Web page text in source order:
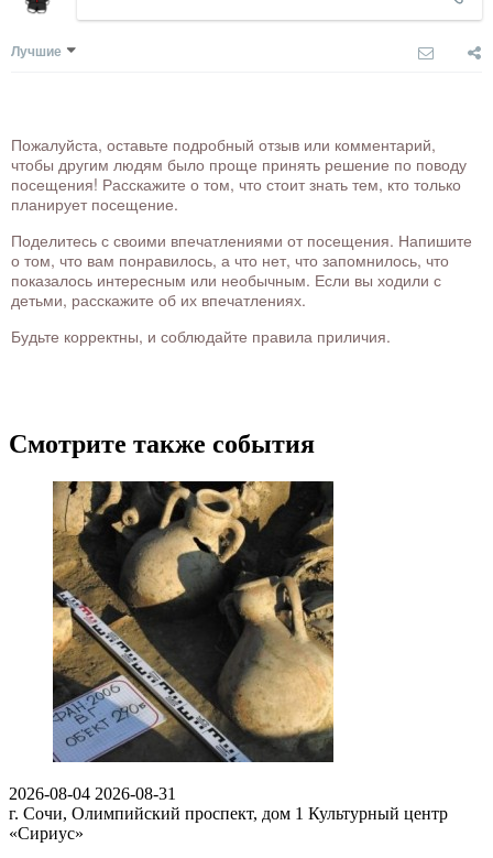
Лучшие
Пожалуйста, оставьте подробный отзыв или комментарий,
чтобы другим людям было проще принять решение по поводу
посещения! Расскажите о том, что стоит знать тем, кто только
планирует посещение.
Поделитесь с своими впечатлениями от посещения. Напишите
о том, что вам понравилось, а что нет, что запомнилось, что
показалось интересным или необычным. Если вы ходили с
детьми, расскажите об их впечатлениях.
Будьте корректны, и соблюдайте правила приличия.
Смотрите также события
2026-08-04 2026-08-31
г. Сочи, Олимпийский проспект, дом 1 Культурный центр
«Сириус»